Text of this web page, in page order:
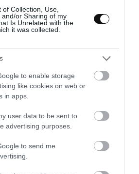
Collection, Use,
and/or Sharing of my
Is Unrelated with the
it was collected.
to enable storage
like cookies on web or
in apps.
user data to be sent to
advertising purposes.
to send me